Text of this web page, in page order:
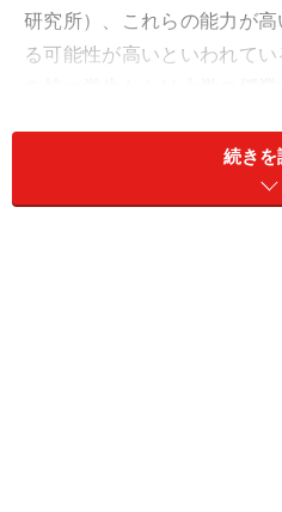
研究所）、これらの能力が
る可能性が高いといわれて
続きを